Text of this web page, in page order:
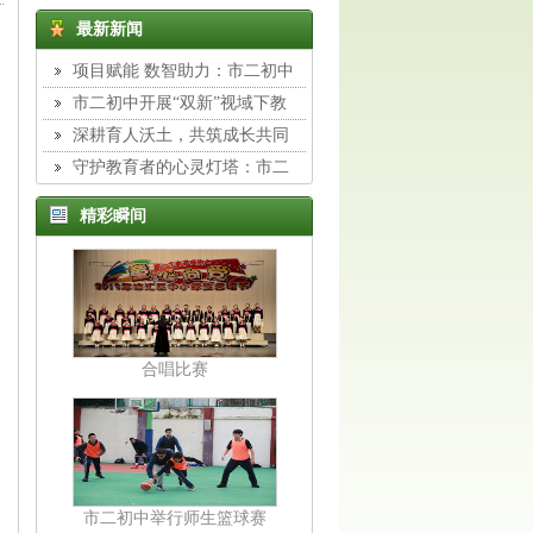
最新新闻
项目赋能 数智助力：市二初中
组织教师开展专题校本培训
市二初中开展“双新”视域下教
与学转型主题培训
深耕育人沃土，共筑成长共同
体：市二初中班主任工作室展示活
动纪实
守护教育者的心灵灯塔：市二
初中举行德育专题讲座
精彩瞬间
合唱比赛
市二初中举行师生篮球赛